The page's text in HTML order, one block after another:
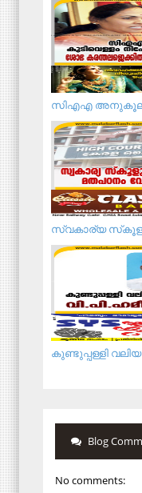
സിഎഎ
സ്വകാര്യ
കുണ്ടുപ്പള്ളി വലിയ
Blog
No comments: